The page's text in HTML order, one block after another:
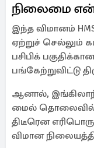
நிலைமை
இந்த விமானம்
ஏற்றுச் செல்லும்
பசிபிக்
பங்கேற்றுவிட்டு
ஆனால்,
மைல் தொலைவில்
திடீரென
விமான